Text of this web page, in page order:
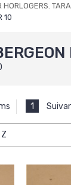
10
1